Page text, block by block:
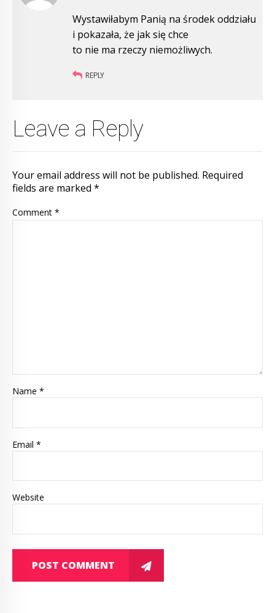
Wystawiłabym Panią na środek oddziału
i pokazała, że jak się chce
to nie ma rzeczy niemożliwych.
REPLY
Leave a Reply
Your email address will not be published. Required
fields are marked *
Comment *
Name *
Email *
Website
POST COMMENT